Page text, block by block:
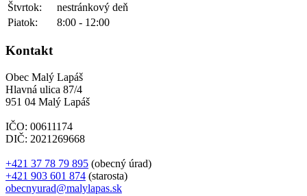
Štvrtok:
nestránkový deň
Piatok:
8:00 - 12:00
Kontakt
Obec Malý Lapáš
Hlavná ulica 87/4
951 04 Malý Lapáš
IČO: 00611174
DIČ: 2021269668
+421 37 78 79 895 (obecný úrad)
+421 903 601 874 (starosta)
obecnyurad@malylapas.sk